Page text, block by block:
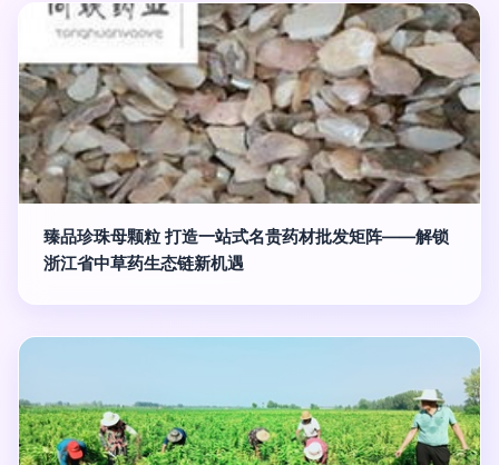
臻品珍珠母颗粒 打造一站式名贵药材批发矩阵——解锁
浙江省中草药生态链新机遇